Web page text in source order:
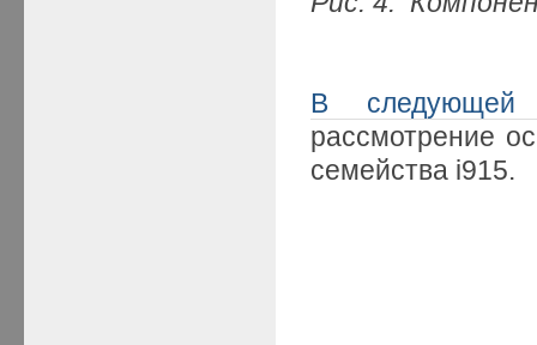
В следующей
рассмотрение
семейства i915.